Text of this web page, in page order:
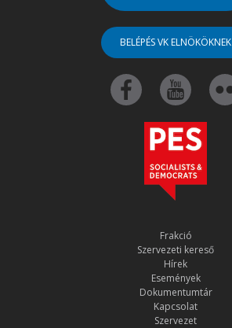
BELÉPÉS VK ELNÖKÖKNEK
Frakció
Szervezeti kereső
Hírek
Események
Dokumentumtár
Kapcsolat
Szervezet